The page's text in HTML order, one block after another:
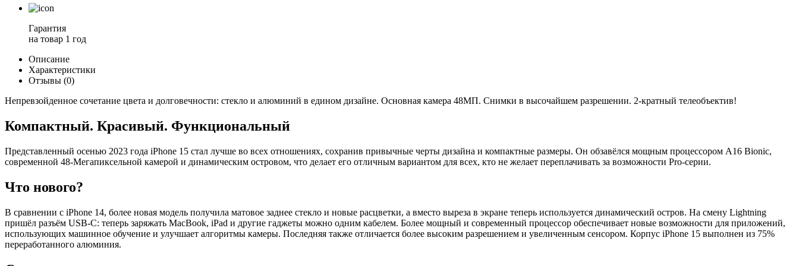
Гарантия
на товар 1 год
Описание
Характеристики
Отзывы (0)
Непревзойденное сочетание цвета и долговечности: стекло и алюминий в едином дизайне. Основная камера 48МП. Снимки в высочайшем разрешении. 2-кратный телеобъектив!
Компактный. Красивый. Функциональный
Представленный осенью 2023 года iPhone 15 стал лучше во всех отношениях, сохранив привычные черты дизайна и компактные размеры. Он обзавёлся мощным процессором A16 Bionic,
современной 48-Мегапиксельной камерой и динамическим островом, что делает его отличным вариантом для всех, кто не желает переплачивать за возможности Pro-серии.
Что нового?
В сравнении с iPhone 14, более новая модель получила матовое заднее стекло и новые расцветки, а вместо выреза в экране теперь используется динамический остров. На смену Lightning
пришёл разъём USB-C: теперь заряжать MacBook, iPad и другие гаджеты можно одним кабелем. Более мощный и современный процессор обеспечивает новые возможности для приложений,
использующих машинное обучение и улучшает алгоритмы камеры. Последняя также отличается более высоким разрешением и увеличенным сенсором. Корпус iPhone 15 выполнен из 75%
переработанного алюминия.